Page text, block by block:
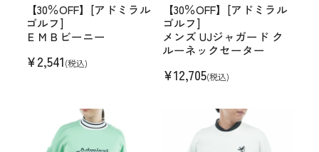
【30％OFF】[アドミラル
ゴルフ]
ＥＭＢビーニー
¥2,541(税込)
【30％OFF】[アドミラル
ゴルフ]
メンズ UJジャガード ク
ルーネックセーター
¥12,705(税込)